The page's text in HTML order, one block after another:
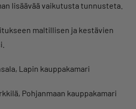
lisäävää vaikutusta tunnusteta.
maltillisen ja kestävien
Lapin kauppakamari
Pohjanmaan kauppakamari